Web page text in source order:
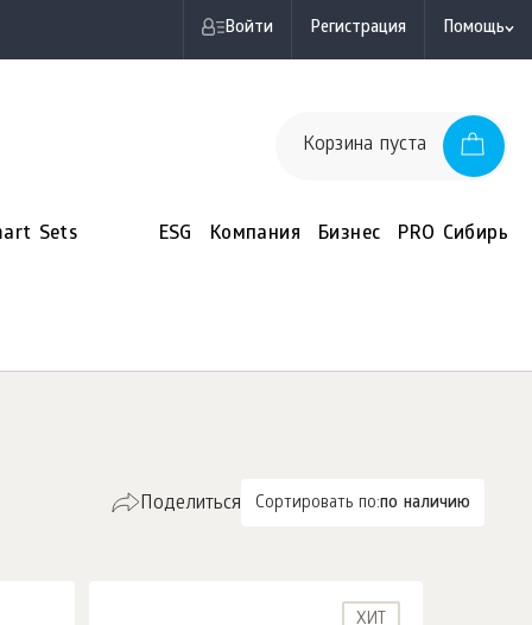
Войти Регистрация Помощь
Корзина пуста
Sets ESG Компания Бизнес PRO Сибирь
Сортировать по:по наличию
Поделиться
ХИТ